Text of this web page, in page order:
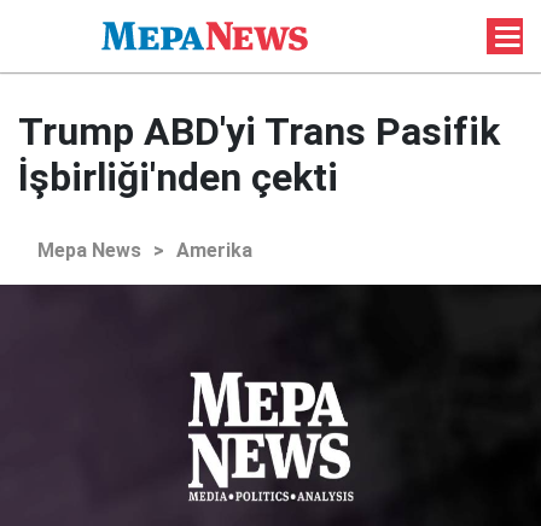
Trump ABD'yi Trans Pasifik
İşbirliği'nden çekti
Mepa News > Amerika